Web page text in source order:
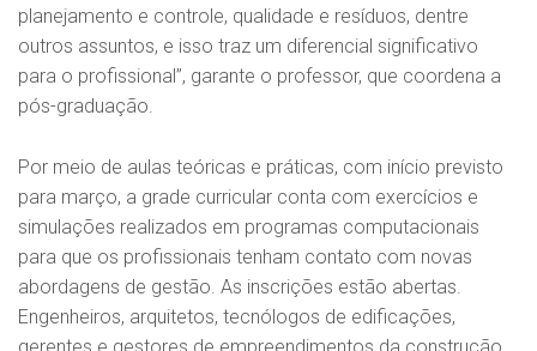
planejamento e controle, qualidade e resíduos, dentre
outros assuntos, e isso traz um diferencial significativo
para o profissional”, garante o professor, que coordena a
pós-graduação.
Por meio de aulas teóricas e práticas, com início previsto
para março, a grade curricular conta com exercícios e
simulações realizados em programas computacionais
para que os profissionais tenham contato com novas
abordagens de gestão. As inscrições estão abertas.
Engenheiros, arquitetos, tecnólogos de edificações,